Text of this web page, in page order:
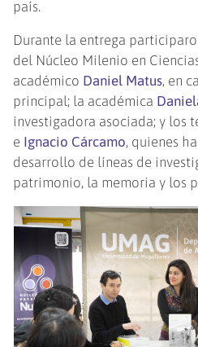
país.
Durante la entrega
del Núcleo Milenio en
académico Daniel Matus, en
principal; la académica
investigadora asociada; y los
e Ignacio Cárcamo, quienes
desarrollo de líneas de
patrimonio, la memoria y los